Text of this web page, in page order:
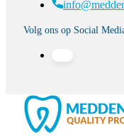
Volg ons op Social